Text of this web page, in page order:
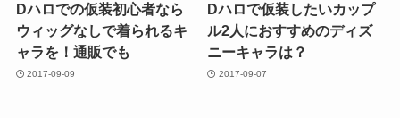
Dハロでの仮装初心者なら
ウィッグなしで着られるキ
ャラを！通販でも
2017-09-09
Dハロで仮装したいカップ
ル2人におすすめのディズ
ニーキャラは？
2017-09-07